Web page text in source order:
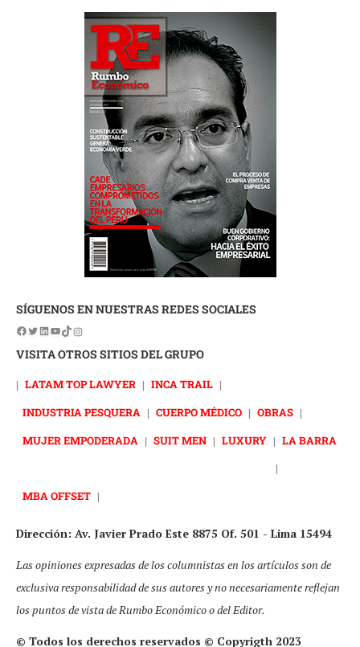
SÍGUENOS EN NUESTRAS REDES SOCIALES
VISITA OTROS SITIOS DEL GRUPO
| LATAM TOP LAWYER | INCA TRAIL |
INDUSTRIA PESQUERA | CUERPO MÉDICO | OBRAS |
MUJER EMPODERADA | SUIT MEN | LUXURY | LA BARRA
|
MBA OFFSET |
Dirección: Av. Javier Prado Este 8875 Of. 501 - Lima 15494
Las opiniones expresadas de los columnistas en los artículos son de
exclusiva responsabilidad de sus autores y no necesariamente reflejan
los puntos de vista de Rumbo Económico o del Editor.
© Todos los derechos reservados © Copyrigth 2023